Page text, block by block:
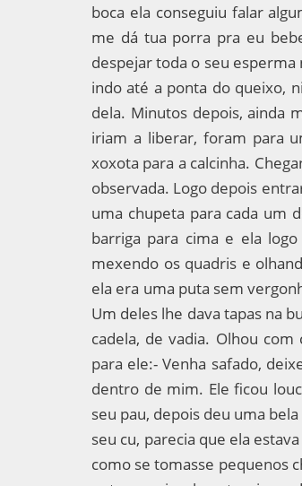
boca ela conseguiu falar
me dá tua porra pra eu
despejar toda o seu esperma
indo até a ponta do queixo,
dela. Minutos depois, ainda
iriam a liberar, foram para
xoxota para a calcinha.
observada. Logo depois
uma chupeta para cada um
barriga para cima e ela
mexendo os quadris e
ela era uma puta sem
Um deles lhe dava tapas na
cadela, de vadia. Olhou
para ele:- Venha safado,
dentro de mim. Ele ficou
seu pau, depois deu uma
seu cu, parecia que ela
como se tomasse pequenos